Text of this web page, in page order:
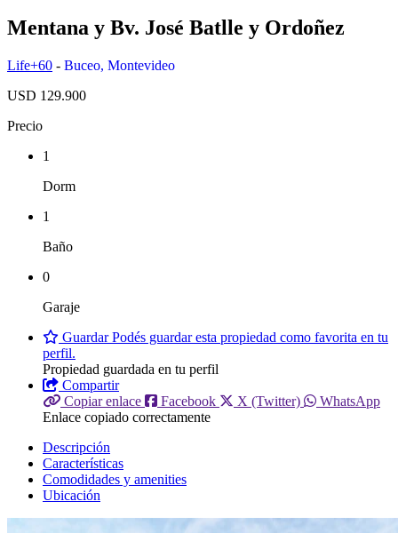
Mentana y Bv. José Batlle y Ordoñez
Life+60 - Buceo, Montevideo
USD 129.900
Precio
1
Dorm
1
Baño
0
Garaje
GuardarPodés guardar esta propiedad como favorita en tu
perfil.
Propiedad guardada en tu perfil
Compartir
Copiar enlace
Facebook X (Twitter)
WhatsApp
Enlace copiado correctamente
Descripción
Características
Comodidades y amenities
Ubicación